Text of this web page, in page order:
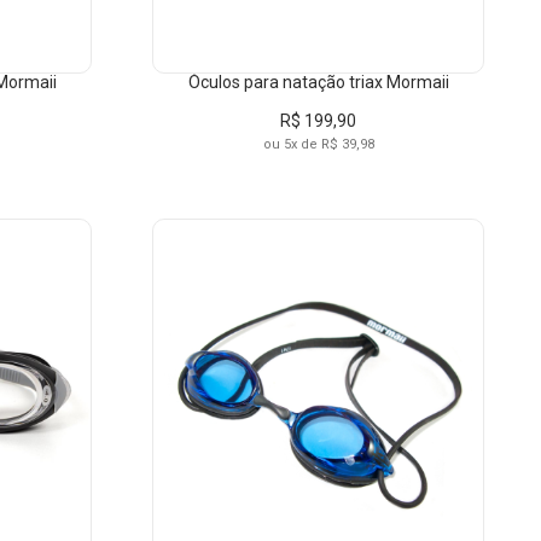
Óculos para natação triax Mormaii
R$ 199,90
ou 5x de R$ 39,98